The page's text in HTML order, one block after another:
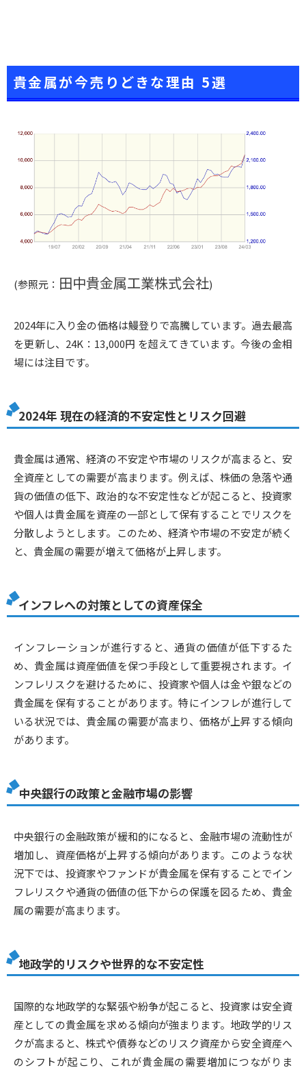
貴金属が今売りどきな理由 5選
(参照元： 田中貴金属工業株式会社)
2024年に入り金の価格は鰻登りで高騰しています。過去最高
を更新し、24K：13,000円 を超えてきています。今後の金相
場には注目です。
2024年 現在の経済的不安定性とリスク回避
貴金属は通常、経済の不安定や市場のリスクが高まると、安
全資産としての需要が高まります。例えば、株価の急落や通
貨の価値の低下、政治的な不安定性などが起こると、投資家
や個人は貴金属を資産の一部として保有することでリスクを
分散しようとします。このため、経済や市場の不安定が続く
と、貴金属の需要が増えて価格が上昇します。
インフレへの対策としての資産保全
インフレーションが進行すると、通貨の価値が低下するた
め、貴金属は資産価値を保つ手段として重要視されます。イ
ンフレリスクを避けるために、投資家や個人は金や銀などの
貴金属を保有することがあります。特にインフレが進行して
いる状況では、貴金属の需要が高まり、価格が上昇する傾向
があります。
中央銀行の政策と金融市場の影響
中央銀行の金融政策が緩和的になると、金融市場の流動性が
増加し、資産価格が上昇する傾向があります。このような状
況下では、投資家やファンドが貴金属を保有することでイン
フレリスクや通貨の価値の低下からの保護を図るため、貴金
属の需要が高まります。
地政学的リスクや世界的な不安定性
国際的な地政学的な緊張や紛争が起こると、投資家は安全資
産としての貴金属を求める傾向が強まります。地政学的リス
クが高まると、株式や債券などのリスク資産から安全資産へ
のシフトが起こり、これが貴金属の需要増加につながりま